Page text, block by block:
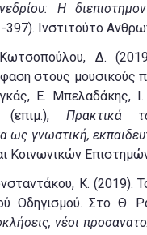
Η
397). Ινστιτούτο
Δ.
στους μουσικούς
Ε. Μπελαδάκης,
(επιμ.), Πρακτικά
ως γνωστική,
Κοινωνικών
Κ. (2019).
Οδηγισμού. Στο Θ.
νέοι